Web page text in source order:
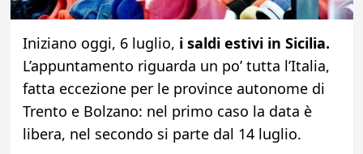
Iniziano oggi, 6 luglio, i saldi estivi in Sicilia.
L’appuntamento riguarda un po’ tutta l’Italia,
fatta eccezione per le province autonome di
Trento e Bolzano: nel primo caso la data è
libera, nel secondo si parte dal 14 luglio.